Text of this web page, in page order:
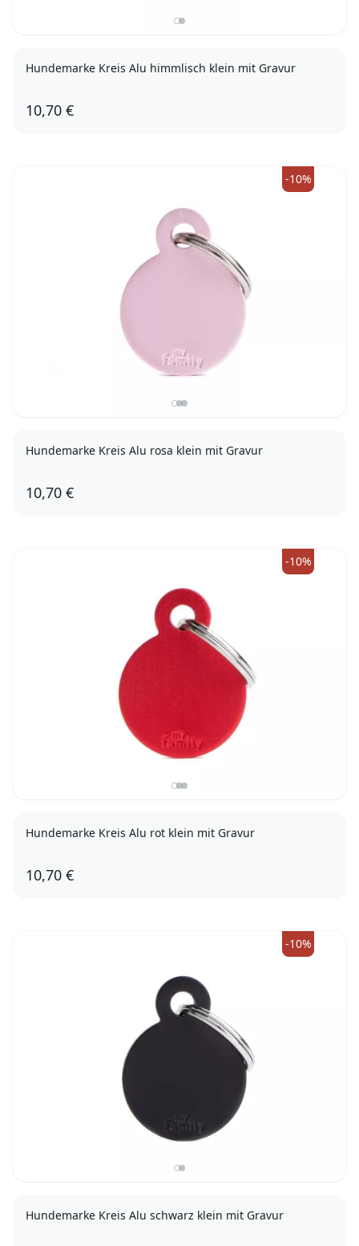
Hundemarke Kreis Alu himmlisch klein mit Gravur
10,70 €
-10%
Hundemarke Kreis Alu rosa klein mit Gravur
10,70 €
-10%
Hundemarke Kreis Alu rot klein mit Gravur
10,70 €
-10%
Hundemarke Kreis Alu schwarz klein mit Gravur